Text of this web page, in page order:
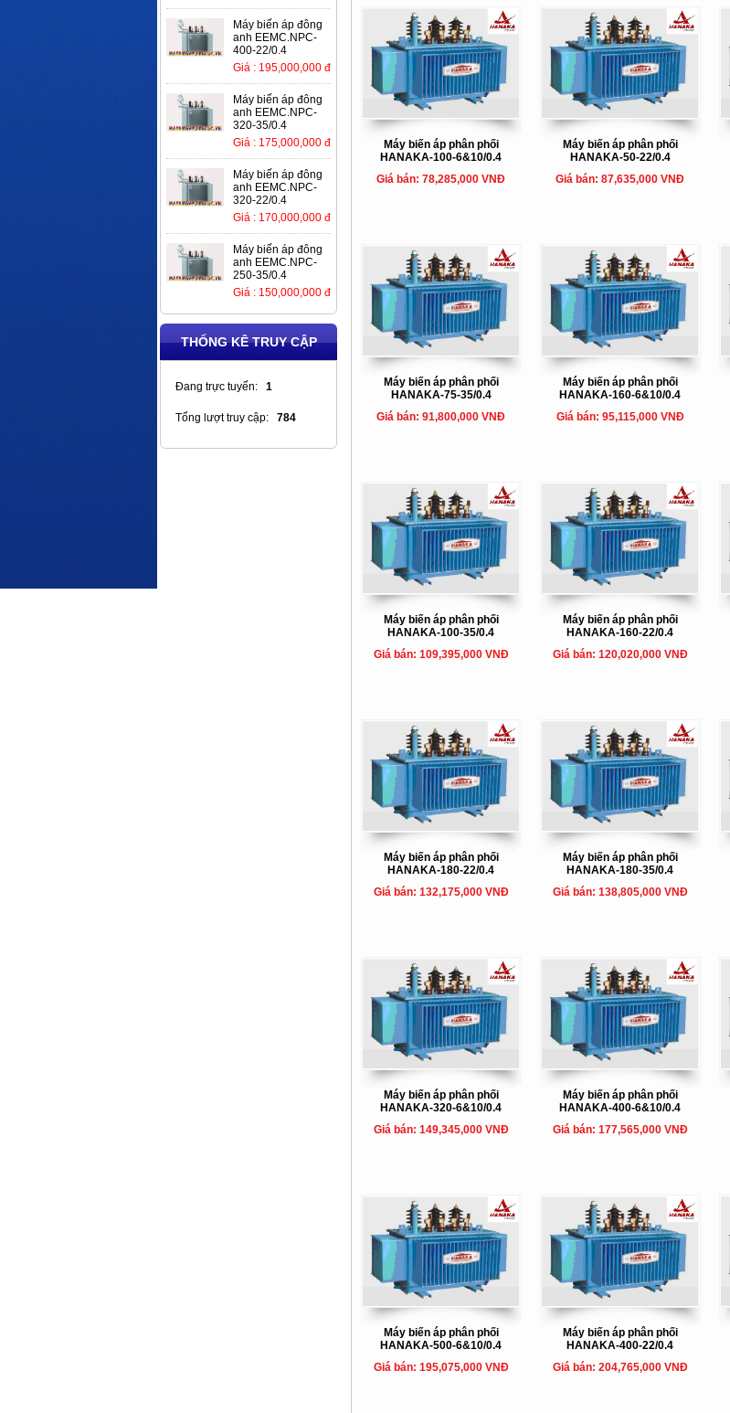
Máy biến áp phân phối
HANAKA-100-6&10/0.4
Giá bán: 78,285,000 VNĐ
Máy biến áp phân phối
HANAKA-50-22/0.4
Giá bán: 87,635,000 VNĐ
Máy biến áp phân phối
HANAKA-75-35/0.4
Giá bán: 91,800,000 VNĐ
Máy biến áp phân phối
HANAKA-160-6&10/0.4
Giá bán: 95,115,000 VNĐ
Máy biến áp phân phối
HANAKA-100-35/0.4
Giá bán: 109,395,000 VNĐ
Máy biến áp phân phối
HANAKA-160-22/0.4
Giá bán: 120,020,000 VNĐ
Máy biến áp phân phối
HANAKA-180-22/0.4
Giá bán: 132,175,000 VNĐ
Máy biến áp phân phối
HANAKA-180-35/0.4
Giá bán: 138,805,000 VNĐ
Máy biến áp phân phối
HANAKA-320-6&10/0.4
Giá bán: 149,345,000 VNĐ
Máy biến áp phân phối
HANAKA-400-6&10/0.4
Giá bán: 177,565,000 VNĐ
Máy biến áp phân phối
HANAKA-500-6&10/0.4
Giá bán: 195,075,000 VNĐ
Máy biến áp phân phối
HANAKA-400-22/0.4
Giá bán: 204,765,000 VNĐ
Máy biến áp đông
anh EEMC.NPC-
400-22/0.4
Giá : 195,000,000 đ
Máy biến áp đông
anh EEMC.NPC-
320-35/0.4
Giá : 175,000,000 đ
Máy biến áp đông
anh EEMC.NPC-
320-22/0.4
Giá : 170,000,000 đ
Máy biến áp đông
anh EEMC.NPC-
250-35/0.4
Giá : 150,000,000 đ
THỐNG KÊ TRUY CẬP
Đang trực tuyến: 1
Tổng lượt truy cập: 784